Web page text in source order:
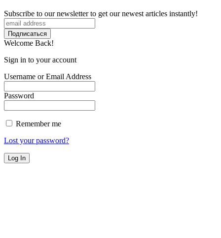
Subscribe to our newsletter to get our newest articles instantly!
Welcome Back!
Sign in to your account
Username or Email Address
Password
Remember me
Lost your password?